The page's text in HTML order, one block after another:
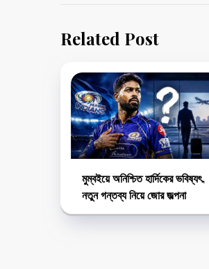
Related Post
মুম্বইয়ে অনিশ্চিত হার্দিকের ভবিষ্যৎ,
নতুন গন্তব্য নিয়ে জোর জল্পনা